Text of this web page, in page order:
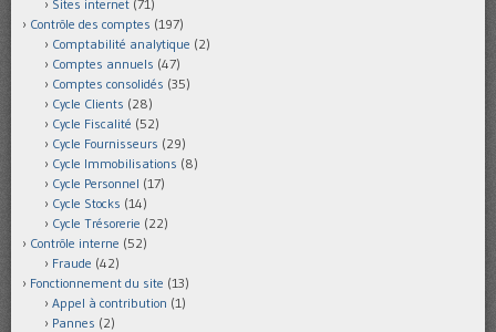
Sites internet (71)
Contrôle des comptes (197)
Comptabilité analytique (2)
Comptes annuels (47)
Comptes consolidés (35)
Cycle Clients (28)
Cycle Fiscalité (52)
Cycle Fournisseurs (29)
Cycle Immobilisations (8)
Cycle Personnel (17)
Cycle Stocks (14)
Cycle Trésorerie (22)
Contrôle interne (52)
Fraude (42)
Fonctionnement du site (13)
Appel à contribution (1)
Pannes (2)